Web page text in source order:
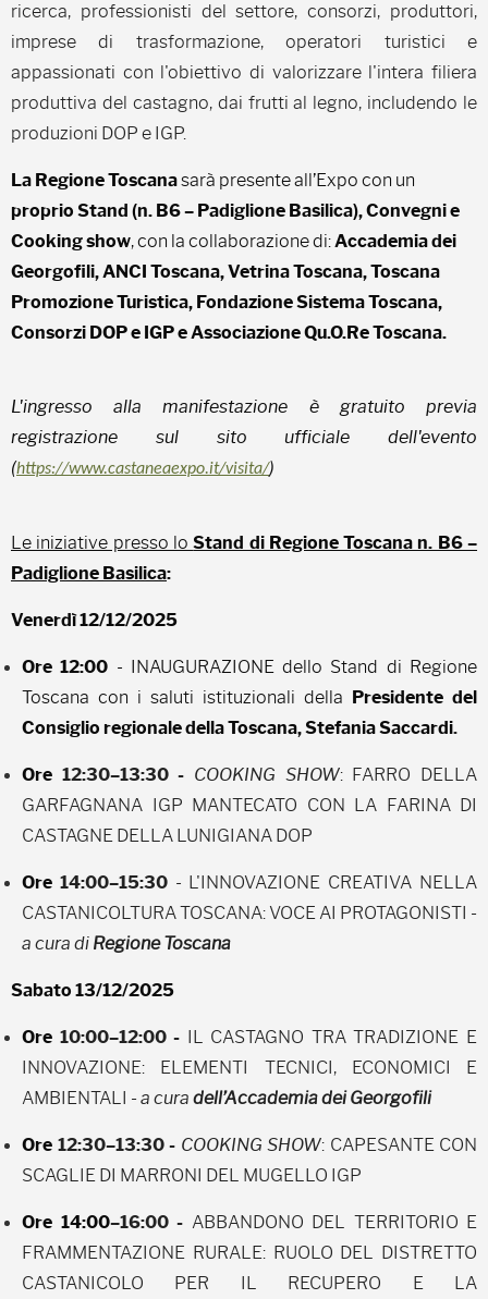
ricerca, professionisti del settore, consorzi, produttori,
imprese di trasformazione, operatori turistici e
appassionati con l'obiettivo di valorizzare l'intera filiera
produttiva del castagno, dai frutti al legno, includendo le
produzioni DOP e IGP.
La Regione Toscanasarà presente all’Expo con un
proprio Stand (n. B6 – Padiglione Basilica), Convegni e
Cooking show, con la collaborazione di:Accademia dei
Georgofili, ANCI Toscana, Vetrina Toscana, Toscana
Promozione Turistica, Fondazione Sistema Toscana,
Consorzi DOP e IGP e Associazione Qu.O.Re Toscana.
L'ingresso alla manifestazione è gratuito previa
registrazione sul sito ufficiale dell'evento
(https://www.castaneaexpo.it/visita/)
Le iniziative presso loStand di Regione Toscana n. B6 –
Padiglione Basilica:
Venerdì 12/12/2025
Ore 12:00 - INAUGURAZIONE dello Stand di Regione
Toscana con i saluti istituzionali della Presidente del
Consiglio regionale della Toscana, Stefania Saccardi.
Ore 12:30–13:30 - COOKING SHOW: FARRO DELLA
GARFAGNANA IGP MANTECATO CON LA FARINA DI
CASTAGNE DELLA LUNIGIANA DOP
Ore 14:00–15:30 - L'INNOVAZIONE CREATIVA NELLA
CASTANICOLTURA TOSCANA: VOCE AI PROTAGONISTI -
a cura di Regione Toscana
Sabato 13/12/2025
Ore 10:00–12:00 - IL CASTAGNO TRA TRADIZIONE E
INNOVAZIONE: ELEMENTI TECNICI, ECONOMICI E
AMBIENTALI - a cura dell’Accademia dei Georgofili
Ore 12:30–13:30 - COOKING SHOW: CAPESANTE CON
SCAGLIE DI MARRONI DEL MUGELLO IGP
Ore 14:00–16:00 - ABBANDONO DEL TERRITORIO E
FRAMMENTAZIONE RURALE: RUOLO DEL DISTRETTO
CASTANICOLO PER IL RECUPERO E LA